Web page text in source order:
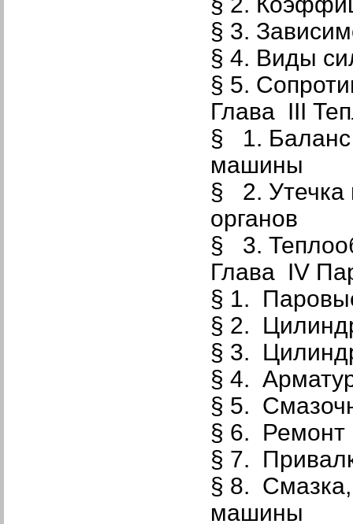
§ 3.
§ 4. Виды
§ 5.
Глава III
§ 1. Баланс
машины
§ 2. Утечка
органов
§ 3.
Глава IV
§ 1.
§ 2.
§ 3.
§ 4.
§ 5.
§ 6. Ремонт
§ 7.
§ 8.
машины